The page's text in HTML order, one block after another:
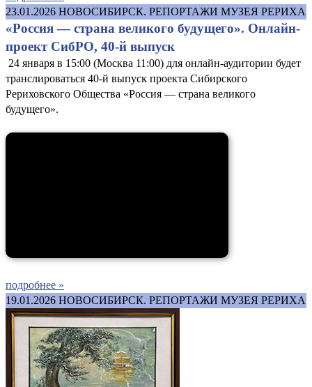
23.01.2026 НОВОСИБИРСК. РЕПОРТАЖИ МУЗЕЯ РЕРИХА
«Россия — страна великого будущего». Онлайн-
проект СибРО, 40-й выпуск
24 января в 15:00 (Москва 11:00) для онлайн-аудитории будет
транслироваться 40-й выпуск проекта Сибирского
Рериховского Общества «Россия — страна великого
будущего».
подробнее »
19.01.2026 НОВОСИБИРСК. РЕПОРТАЖИ МУЗЕЯ РЕРИХА